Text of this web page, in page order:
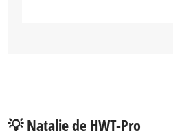
💡 Natalie de HWT-Pro